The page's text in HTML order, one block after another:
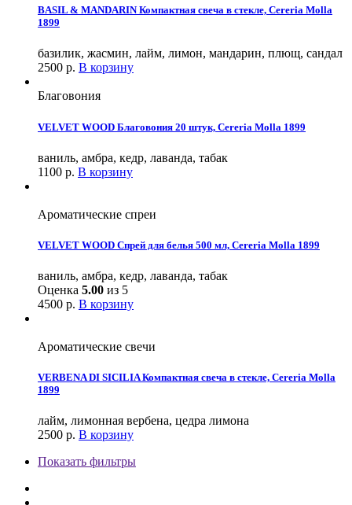
BASIL & MANDARIN Компактная свеча в стекле, Cereria Molla
1899
базилик, жасмин, лайм, лимон, мандарин, плющ, сандал
2500 р. В корзину
Благовония
VELVET WOOD Благовония 20 штук, Cereria Molla 1899
ваниль, амбра, кедр, лаванда, табак
1100 р. В корзину
Ароматические спреи
VELVET WOOD Спрей для белья 500 мл, Cereria Molla 1899
ваниль, амбра, кедр, лаванда, табак
Оценка 5.00 из 5
4500 р. В корзину
Ароматические свечи
VERBENA DI SICILIA Компактная свеча в стекле, Cereria Molla
1899
лайм, лимонная вербена, цедра лимона
2500 р. В корзину
Показать фильтры